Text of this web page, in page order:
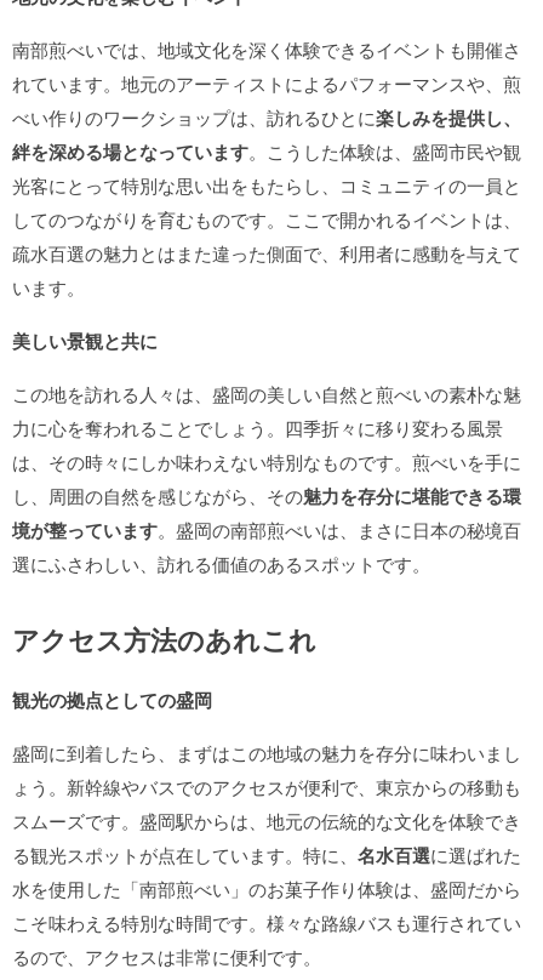
南部煎べいでは、地域文化を深く体験できるイベントも開催さ
れています。地元のアーティストによるパフォーマンスや、煎
べい作りのワークショップは、訪れるひとに楽しみを提供し、
絆を深める場となっています。こうした体験は、盛岡市民や観
光客にとって特別な思い出をもたらし、コミュニティの一員と
してのつながりを育むものです。ここで開かれるイベントは、
疏水百選の魅力とはまた違った側面で、利用者に感動を与えて
います。
美しい景観と共に
この地を訪れる人々は、盛岡の美しい自然と煎べいの素朴な魅
力に心を奪われることでしょう。四季折々に移り変わる風景
は、その時々にしか味わえない特別なものです。煎べいを手に
し、周囲の自然を感じながら、その魅力を存分に堪能できる環
境が整っています。盛岡の南部煎べいは、まさに日本の秘境百
選にふさわしい、訪れる価値のあるスポットです。
アクセス方法のあれこれ
観光の拠点としての盛岡
盛岡に到着したら、まずはこの地域の魅力を存分に味わいまし
ょう。新幹線やバスでのアクセスが便利で、東京からの移動も
スムーズです。盛岡駅からは、地元の伝統的な文化を体験でき
る観光スポットが点在しています。特に、 名水百選に選ばれた
水を使用した「南部煎べい」のお菓子作り体験は、盛岡だから
こそ味わえる特別な時間です。様々な路線バスも運行されてい
るので、アクセスは非常に便利です。